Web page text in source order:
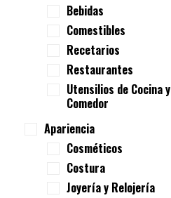
Bebidas
Comestibles
Recetarios
Restaurantes
Utensilios de Cocina y
Comedor
Apariencia
Cosméticos
Costura
Joyería y Relojería